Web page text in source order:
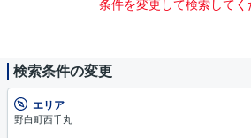
条件を変更して検索してく
検索条件の変更
エリア
野白町西千丸